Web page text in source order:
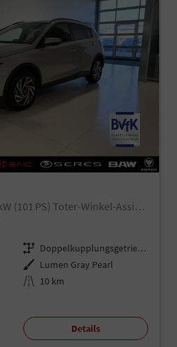
GO+ 1.0 T-GDI DCT 74 kW (101 PS) Toter-Winkel-Assistent, Induktive Ladestation, Comfort-Paket, Lenkradheizung, Sitzheizung, DAB, Android Auto, Apple CarPlay, Navigationssystem, LED-Scheinwerfer, Einparkhilfe, Rückfahrkamera, uvm.
Getriebe
Doppelkupplungsgetriebe (DSG)
Außenfarbe Lumen Gray Pearl
Kilometerstand 10 km
Details